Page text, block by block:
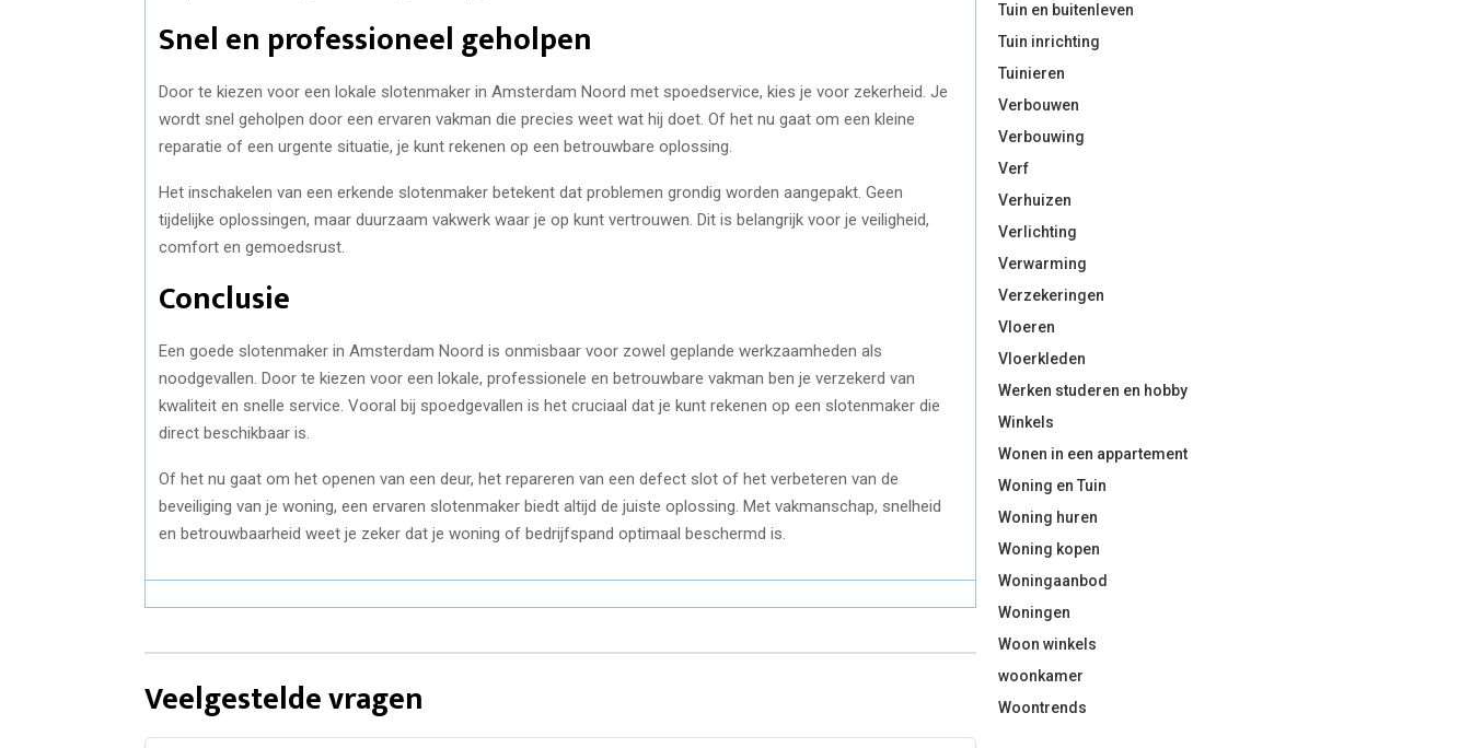
Snel en professioneel geholpen
Door te kiezen voor een lokale slotenmaker in Amsterdam Noord met spoedservice, kies je voor zekerheid. Je
wordt snel geholpen door een ervaren vakman die precies weet wat hij doet. Of het nu gaat om een kleine
reparatie of een urgente situatie, je kunt rekenen op een betrouwbare oplossing.
Het inschakelen van een erkende slotenmaker betekent dat problemen grondig worden aangepakt. Geen
tijdelijke oplossingen, maar duurzaam vakwerk waar je op kunt vertrouwen. Dit is belangrijk voor je veiligheid,
comfort en gemoedsrust.
Conclusie
Een goede slotenmaker in Amsterdam Noord is onmisbaar voor zowel geplande werkzaamheden als
noodgevallen. Door te kiezen voor een lokale, professionele en betrouwbare vakman ben je verzekerd van
kwaliteit en snelle service. Vooral bij spoedgevallen is het cruciaal dat je kunt rekenen op een slotenmaker die
direct beschikbaar is.
Of het nu gaat om het openen van een deur, het repareren van een defect slot of het verbeteren van de
beveiliging van je woning, een ervaren slotenmaker biedt altijd de juiste oplossing. Met vakmanschap, snelheid
en betrouwbaarheid weet je zeker dat je woning of bedrijfspand optimaal beschermd is.
Veelgestelde vragen
Tuin en buitenleven
Tuin inrichting
Tuinieren
Verbouwen
Verbouwing
Verf
Verhuizen
Verlichting
Verwarming
Verzekeringen
Vloeren
Vloerkleden
Werken studeren en hobby
Winkels
Wonen in een appartement
Woning en Tuin
Woning huren
Woning kopen
Woningaanbod
Woningen
Woon winkels
woonkamer
Woontrends